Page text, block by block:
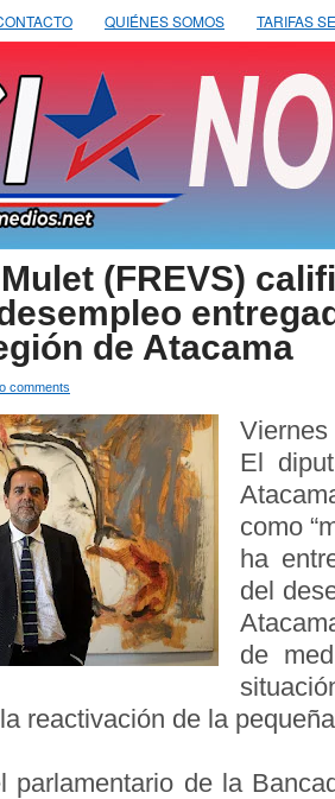
QUIÉNES SOMOS TARIFAS
(FREVS)
de Atacama
comments
El
como
ha
del
de
reactivación de la
parlamentario de la